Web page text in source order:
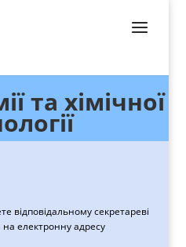
та хімічної
відповідальному секретареві
на електронну адресу